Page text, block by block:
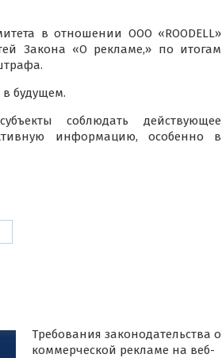
в отношении ООО «ROODELL»
Закона «О рекламе,» по итогам
будущем.
соблюдать действующее
информацию, особенно в
Требования законодательства о
коммерческой рекламе на веб-